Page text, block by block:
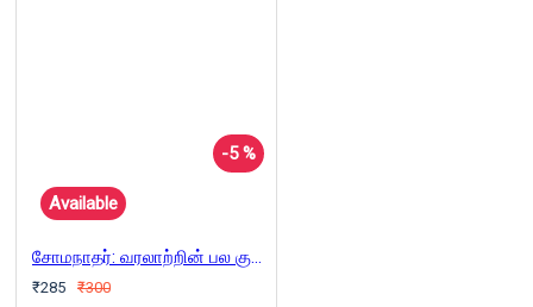
-5 %
Available
சோமநாதர்: வரலாற்றின் பல குரல்கள்
₹285 ₹300